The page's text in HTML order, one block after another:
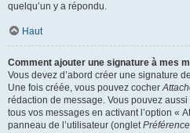
quelqu’un y a répondu.
Haut
Comment ajouter une signature à mes
Vous devez d’abord créer une signature
Une fois créée, vous pouvez cocher
rédaction de message. Vous pouvez
tous vos messages en activant l’option «
panneau de l’utilisateur (onglet